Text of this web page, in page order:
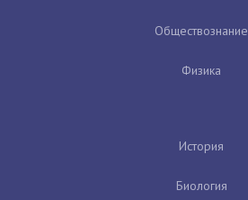
Обществознание
Физика
История
Биология